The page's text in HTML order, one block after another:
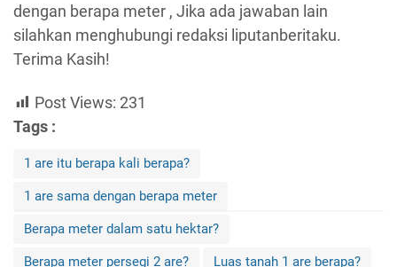
dengan berapa meter , Jika ada jawaban lain
silahkan menghubungi redaksi liputanberitaku.
Terima Kasih!
Post Views: 231
Tags :
1 are itu berapa kali berapa?
1 are sama dengan berapa meter
Berapa meter dalam satu hektar?
Berapa meter persegi 2 are? Luas tanah 1 are berapa?